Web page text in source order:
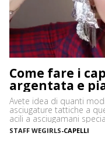
Come fare i
argentata e
Avete idea di quanti
asciugature tattiche a
acili a asciugamani
disparati. Avere i capelli
quando ci vediamo più
STAFF WEGIRLS-CAPELLI